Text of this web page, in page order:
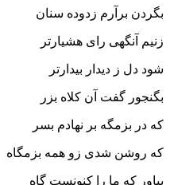
بگردن برآرم زدوده سنان‏
زنیم آنگهى راى هشیارتر
شود دل ز دیدار بیدارتر
بگنجور گفت آن کلاه بزر
که در بزمگه بر نهادم بسر
که روشن شدى زو همه بزمگاه
بیاور که ما را کنونست گاه‏